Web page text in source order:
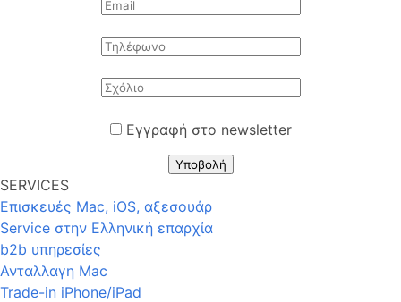
Εγγραφή στο newsletter
Υποβολή
SERVICES
Επισκευές Mac, iOS, αξεσουάρ
Service στην Eλληνική επαρχία
b2b υπηρεσίες
Ανταλλαγη Mac
Trade-in iPhone/iPad